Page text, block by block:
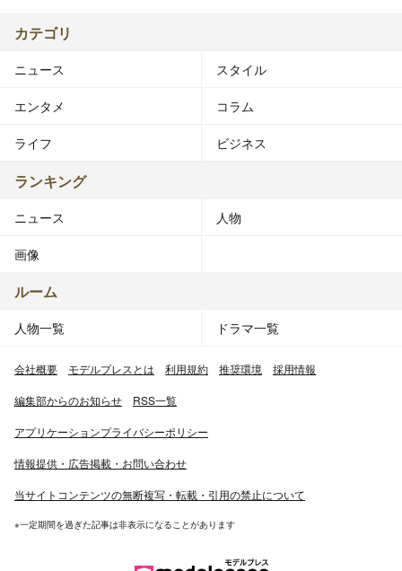
カテゴリ
ニュース スタイル
エンタメ コラム
ライフ ビジネス
ランキング
ニュース 人物
画像
ルーム
人物一覧 ドラマ一覧
会社概要 モデルプレスとは 利用規約 推奨環境 採用情報
編集部からのお知らせ RSS一覧
アプリケーションプライバシーポリシー
情報提供・広告掲載・お問い合わせ
当サイトコンテンツの無断複写・転載・引用の禁止について
※一定期間を過ぎた記事は非表示になることがあります